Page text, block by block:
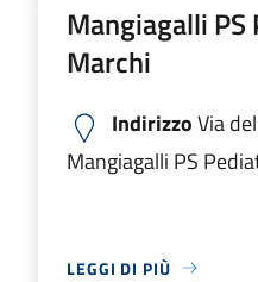
Mangiagalli
Marchi
IndirizzoVia
Mangiagalli PS
LEGGI DI PIÙ